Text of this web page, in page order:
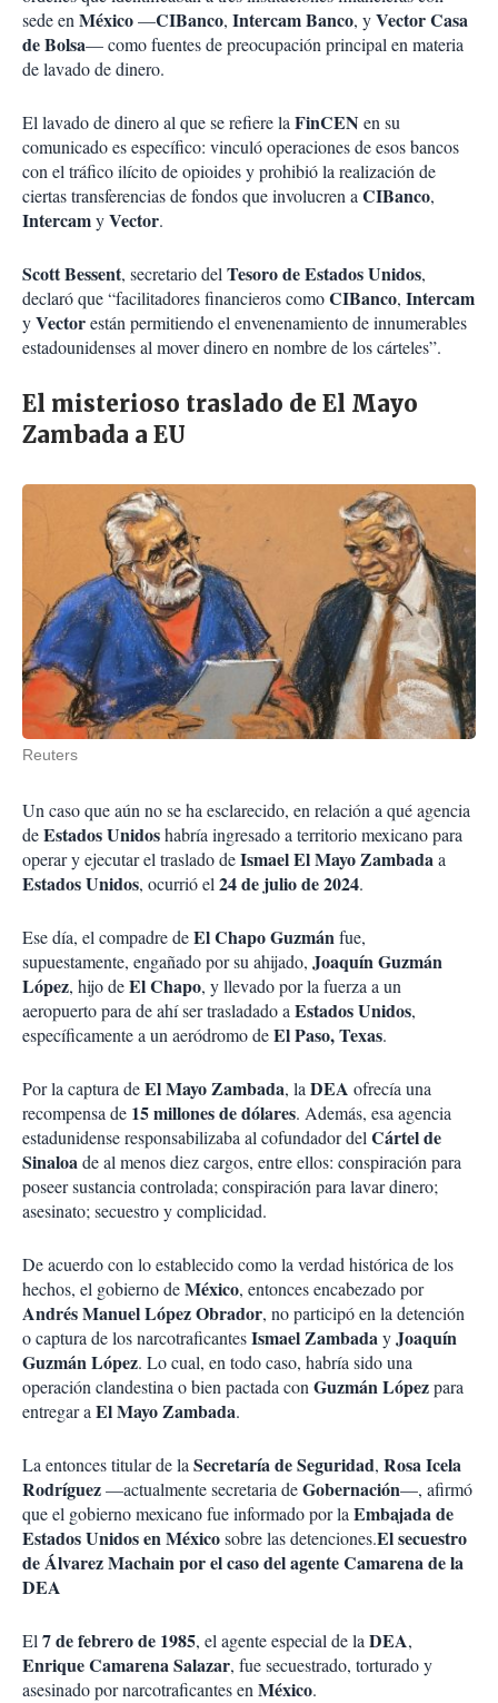
sede en México—CIBanco, Intercam Banco, yVector Casa
de Bolsa— como fuentes de preocupación principal en materia
de lavado de dinero.
El lavado de dinero al que se refiere la FinCEN en su
comunicado es específico: vinculó operaciones de esos bancos
con el tráfico ilícito de opioides y prohibió la realización de
ciertas transferencias de fondos que involucren a CIBanco,
IntercamyVector.
Scott Bessent, secretario del Tesoro de Estados Unidos,
declaró que “facilitadores financieros comoCIBanco, Intercam
yVectorestán permitiendo el envenenamiento de innumerables
estadounidenses al mover dinero en nombre de los cárteles”.
El misterioso traslado de El Mayo
Zambada a EU
Reuters
Un caso que aún no se ha esclarecido, en relación a qué agencia
deEstados Unidoshabría ingresado a territorio mexicano para
operar y ejecutar el traslado deIsmael El Mayo Zambadaa
Estados Unidos, ocurrió el 24 de julio de 2024.
Ese día, el compadre deEl Chapo Guzmánfue,
supuestamente, engañado por su ahijado, Joaquín Guzmán
López, hijo deEl Chapo, y llevado por la fuerza a un
aeropuerto para de ahí ser trasladado a Estados Unidos,
específicamente a un aeródromo deEl Paso, Texas.
Por la captura deEl Mayo Zambada, la DEA ofrecía una
recompensa de 15 millones de dólares. Además, esa agencia
estadunidense responsabilizaba al cofundador del Cártel de
Sinaloade al menos diez cargos, entre ellos: conspiración para
poseer sustancia controlada; conspiración para lavar dinero;
asesinato; secuestro y complicidad.
De acuerdo con lo establecido como la verdad histórica de los
hechos, el gobierno deMéxico, entonces encabezado por
Andrés Manuel López Obrador, no participó en la detención
o captura de los narcotraficantesIsmael ZambadayJoaquín
Guzmán López. Lo cual, en todo caso, habría sido una
operación clandestina o bien pactada con Guzmán Lópezpara
entregar a El Mayo Zambada.
La entonces titular de la Secretaría de Seguridad, Rosa Icela
Rodríguez—actualmente secretaria deGobernación—, afirmó
que el gobierno mexicano fue informado por la Embajada de
Estados Unidos en Méxicosobre las detenciones.El secuestro
de Álvarez Machain por el caso del agente Camarena de la
DEA
El 7 de febrero de 1985, el agente especial de la DEA,
Enrique Camarena Salazar, fue secuestrado, torturado y
asesinado por narcotraficantes en México.